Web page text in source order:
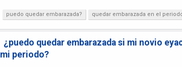
puedo quedar embarazada? quedar embarazada en el
¿puedo quedar embarazada si mi novio
mi periodo?